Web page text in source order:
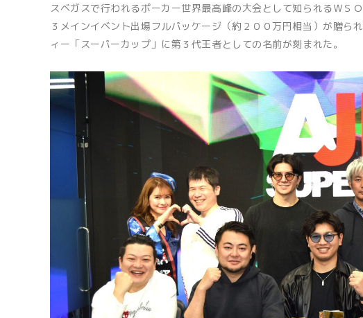
スベガスで行われるポーカー世界最高峰の大会として知られるＷＳ
３メインイベント出場フルパッケージ（約２００万円相当）が贈ら
ィー「スーパーカップ」に第３代王者としての名前が刻まれた。